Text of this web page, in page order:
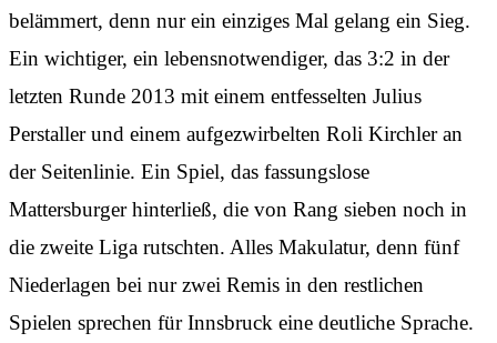
belämmert, denn nur ein einziges Mal gelang ein Sieg.
Ein wichtiger, ein lebensnotwendiger, das 3:2 in der
letzten Runde 2013 mit einem entfesselten Julius
Perstaller und einem aufgezwirbelten Roli Kirchler an
der Seitenlinie. Ein Spiel, das fassungslose
Mattersburger hinterließ, die von Rang sieben noch in
die zweite Liga rutschten. Alles Makulatur, denn fünf
Niederlagen bei nur zwei Remis in den restlichen
Spielen sprechen für Innsbruck eine deutliche Sprache.